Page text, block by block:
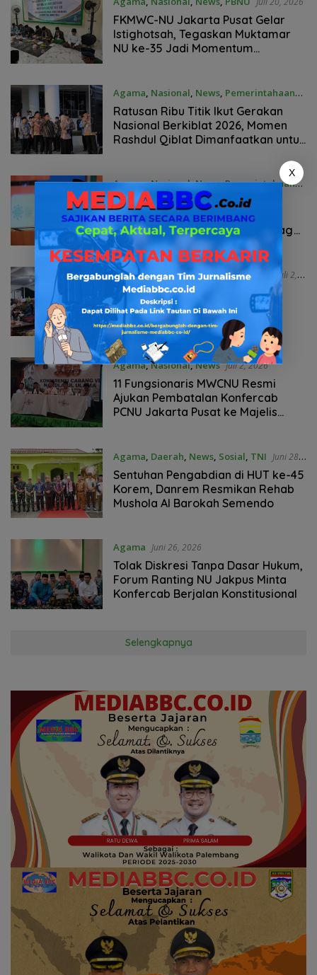
FKMWC-NU Jakarta Pusat Gelar
Istighotsah, Tegaskan Muktamar
NU ke-35 Jadi Momentum
Agama, Nasional, News, Pemerintahaan
Juli 17, 2026
Ratusan Ribu Titik Ikut Gerakan
Nasional Berkiblat 2026, Momen
Rashdul Qiblat Dimanfaatkan untuk
Agama,Nasional,News,Pemerintahaan
Juli 13, 2026
Fenomena Matahari Di Atas
Kakbah (Rashdul Qiblat)
Diperkirakan 15-16 Juli, Kemenag
Ajak Warga Cek Ulang Arah Kiblat
Agama,Budaya,News,Pendidikan
Juli 2,
2026
Haflah Akhirussanah Pondok
Pesantren Baitul Makmur Kota
Metro, Momentum Syukur dan
Pelepasan Santri
Agama,Nasional,News Juli 2, 2026
11 Fungsionaris MWCNU Resmi
Ajukan Pembatalan Konfercab
PCNU Jakarta Pusat ke Majelis
Agama, Daerah, News, Sosial, TNI Juni 28,
2026
Sentuhan Pengabdian di HUT ke-45
Korem, Danrem Resmikan Rehab
Mushola Al Barokah Semendo
Agama Juni 26, 2026
Tolak Diskresi Tanpa Dasar Hukum,
Forum Ranting NU Jakpus Minta
Konfercab Berjalan Konstitusional
Selengkapnya
X